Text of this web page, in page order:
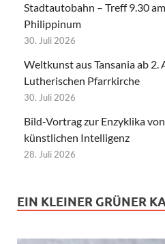
Stadtautobahn – Treff 9.30
Philippinum
30. Juli 2026
Weltkunst aus Tansania ab 2.
Lutherischen Pfarrkirche
30. Juli 2026
Bild-Vortrag zur Enzyklika
künstlichen Intelligenz
28. Juli 2026
EIN KLEINER GRÜNER